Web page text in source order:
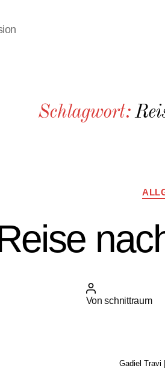
Schlagwort:
Vonschnittraum
Gadiel Travi